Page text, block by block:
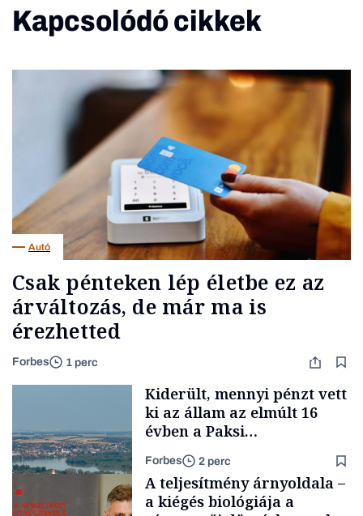
Kapcsolódó cikkek
Autó
Csak pénteken lép életbe ez az
árváltozás, de már ma is
érezhetted
Forbes 1 perc
Kiderült, mennyi pénzt vett
ki az állam az elmúlt 16
évben a Paksi
Atomerőműből
Forbes 2 perc
A teljesítmény árnyoldala –
a kiégés biológiája a